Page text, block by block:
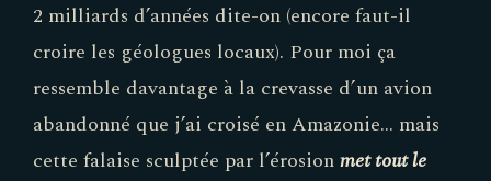
2 milliards d’années dite-on (encore faut-il
croire les géologues locaux). Pour moi ça
ressemble davantage à la crevasse d’un avion
abandonné que j’ai croisé en Amazonie… mais
cette falaise sculptée par l’érosionmet tout le